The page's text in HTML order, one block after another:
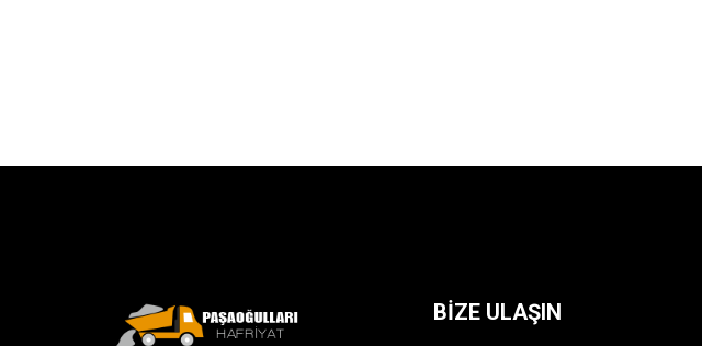
BIZE ULAŞIN